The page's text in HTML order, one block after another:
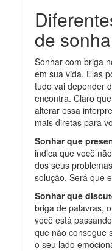
de
Sonhar com briga
em sua vida. Elas
tudo vai depender
encontra. Claro
alterar essa
mais diretas para
Sonhar que
indica que você
dos seus
solução. Será que
Sonhar que
briga de palavras,
você está
que não consegue
o seu lado